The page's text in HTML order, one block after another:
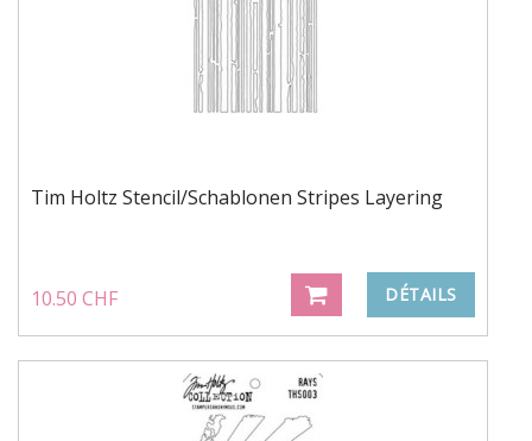
Tim Holtz Stencil/Schablonen Stripes Layering
10.50 CHF DÉTAILS